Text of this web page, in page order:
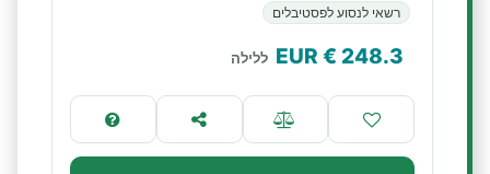
רשאי לנסוע לפסטיבלים
248.3
€ EUR ללילה